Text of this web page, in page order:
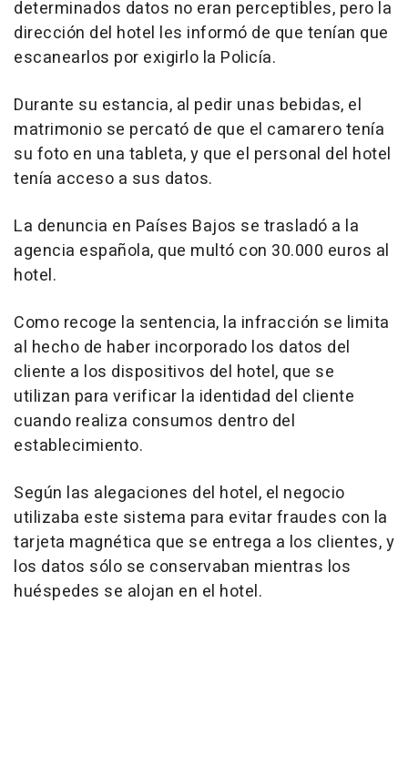
determinados datos no eran perceptibles, pero la
dirección del hotel les informó de que tenían que
escanearlos por exigirlo la Policía.
Durante su estancia, al pedir unas bebidas, el
matrimonio se percató de que el camarero tenía
su foto en una tableta, y que el personal del hotel
tenía acceso a sus datos.
La denuncia en Países Bajos se trasladó a la
agencia española, que multó con 30.000 euros al
hotel.
Como recoge la sentencia, la infracción se limita
al hecho de haber incorporado los datos del
cliente a los dispositivos del hotel, que se
utilizan para verificar la identidad del cliente
cuando realiza consumos dentro del
establecimiento.
Según las alegaciones del hotel, el negocio
utilizaba este sistema para evitar fraudes con la
tarjeta magnética que se entrega a los clientes, y
los datos sólo se conservaban mientras los
huéspedes se alojan en el hotel.